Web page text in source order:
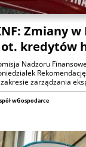
ANALIZY
Czy rynek
problemy?
Maciej Przygórzewski 6
ANALIZY
Ulga na
Zmiany
kredytów
Nadzoru
zarządzania
wGospodarce